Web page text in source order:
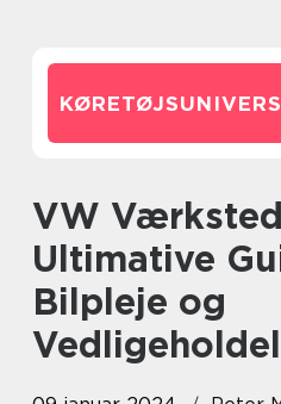
VW Værksteder: Din
Ultimative
Bilpleje og